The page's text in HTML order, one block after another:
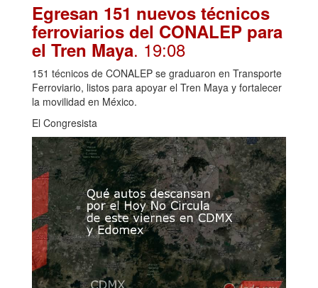
Egresan 151 nuevos técnicos
ferroviarios del CONALEP para
el Tren Maya. 19:08
151 técnicos de CONALEP se graduaron en Transporte
Ferroviario, listos para apoyar el Tren Maya y fortalecer
la movilidad en México.
El Congresista